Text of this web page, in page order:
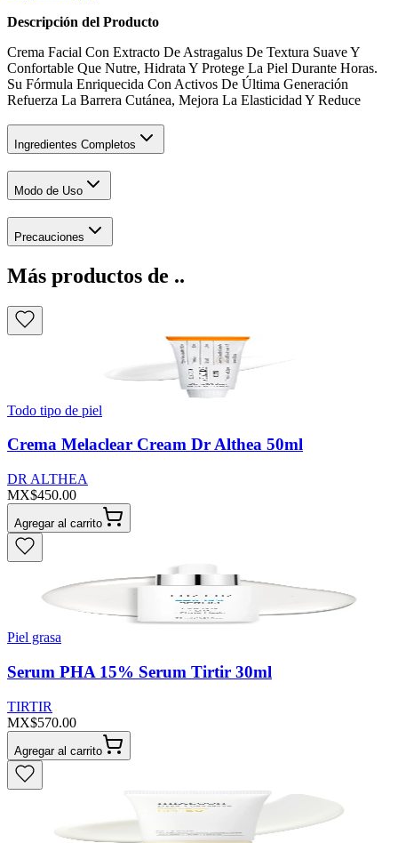
Descripción del Producto
Crema Facial Con Extracto De Astragalus De Textura Suave Y
Confortable Que Nutre, Hidrata Y Protege La Piel Durante Horas.
Su Fórmula Enriquecida Con Activos De Última Generación
Refuerza La Barrera Cutánea, Mejora La Elasticidad Y Reduce
Ingredientes Completos
Modo de Uso
Precauciones
Más productos de ..
Todo tipo de piel
Crema Melaclear Cream Dr Althea 50ml
DR ALTHEA
MX$450.00
Agregar al carrito
Piel grasa
Serum PHA 15% Serum Tirtir 30ml
TIRTIR
MX$570.00
Agregar al carrito